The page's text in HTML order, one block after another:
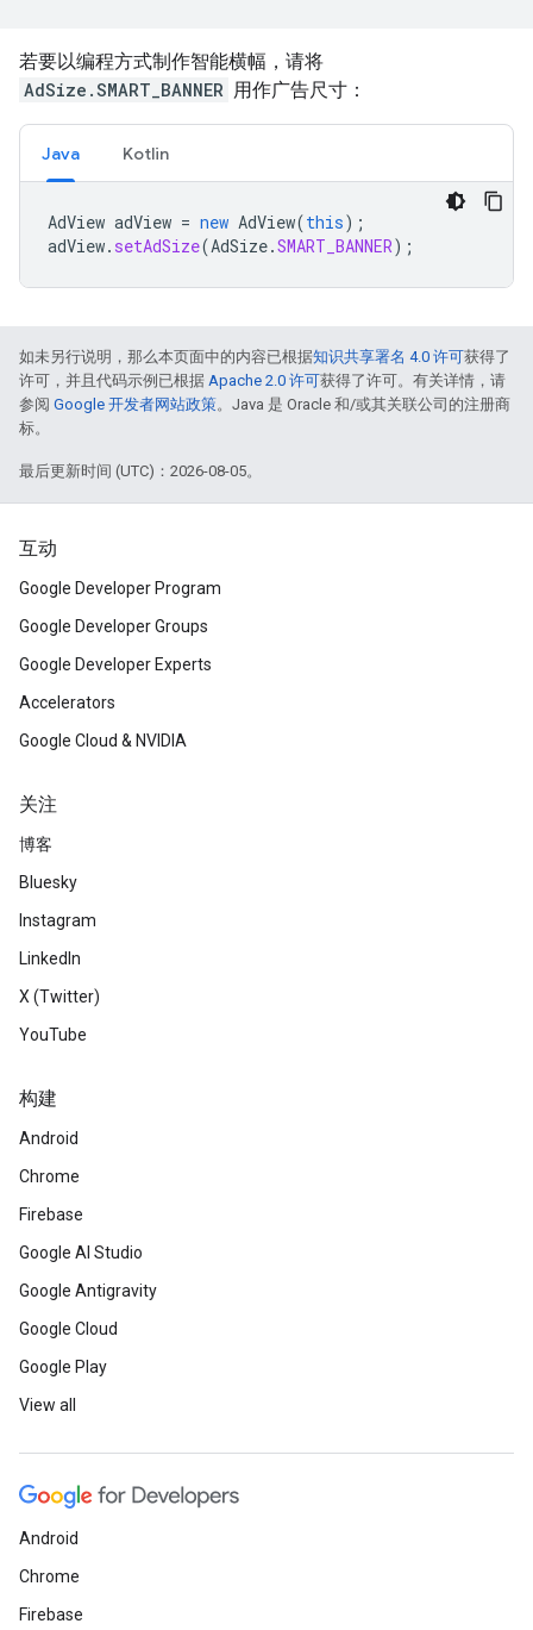
若要以编程方式制作智能横幅，请将
AdSize.SMART_BANNER 用作广告尺寸：
Java Kotlin
AdView adView = new AdView(this);
adView. setAdSize(AdSize.SMART_BANNER);
如未另行说明，那么本页面中的内容已根据知识共享署名 4.0 许可获得了
许可，并且代码示例已根据 Apache 2.0 许可获得了许可。有关详情，请
参阅 Google 开发者网站政策。Java 是 Oracle 和/或其关联公司的注册商
标。
最后更新时间 (UTC)：2026-08-05。
互动
Google Developer Program
Google Developer Groups
Google Developer Experts
Accelerators
Google Cloud & NVIDIA
关注
博客
Bluesky
Instagram
LinkedIn
X (Twitter)
YouTube
构建
Android
Chrome
Firebase
Google AI Studio
Google Antigravity
Google Cloud
Google Play
View all
Android
Chrome
Firebase